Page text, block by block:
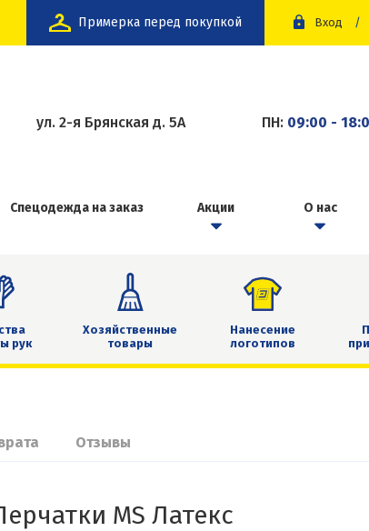
Примерка перед покупкой Вход /
ул. 2-я Брянская д. 5А ПН: 09:00 -
Спецодежда на заказ Акции О нас
рук
Хозяйственные
товары
Нанесение
логотипов
Отзывы
MS Латекс